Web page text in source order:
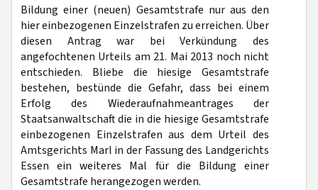
Bildung einer (neuen) Gesamtstrafe nur aus den
hier einbezogenen Einzelstrafen zu erreichen. Über
diesen Antrag war bei Verkündung des
angefochtenen Urteils am 21. Mai 2013 noch nicht
entschieden. Bliebe die hiesige Gesamtstrafe
bestehen, bestünde die Gefahr, dass bei einem
Erfolg des Wiederaufnahmeantrages der
Staatsanwaltschaft die in die hiesige Gesamtstrafe
einbezogenen Einzelstrafen aus dem Urteil des
Amtsgerichts Marl in der Fassung des Landgerichts
Essen ein weiteres Mal für die Bildung einer
Gesamtstrafe herangezogen werden.